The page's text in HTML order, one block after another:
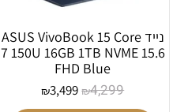
נייד ASUS VivoBook 15 Core
7 150U 16GB 1TB NVME 15.6
FHD Blue
₪4,299
₪3,499